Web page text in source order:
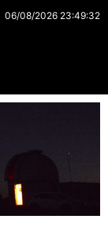
06/08/2026 23:49:32